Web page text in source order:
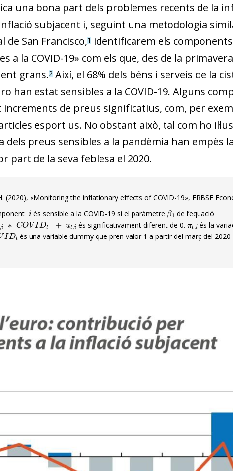
una bona part dels problemes recents de la
subjacent i, seguint una metodologia
de San Francisco,1identificarem els
a la COVID-19» com els que, des de la
grans.2Així, el 68% dels béns i serveis de la
han estat sensibles a la COVID-19. Alguns
de preus significatius, com, per
esportius. No obstant això, tal com ho
dels preus sensibles a la pandèmia han empès
part de la seva feblesa el 2020.
(2020), «Monitoring the inflationary effects of COVID-19», FRBSF
és sensible a la COVID-19 si el paràmetre
β
de l’equació
OVIDt+ut,i
és significativament diferent de 0.
πt,i
és la
IDt
és una variable dummy que pren valor 1 a partir del març del